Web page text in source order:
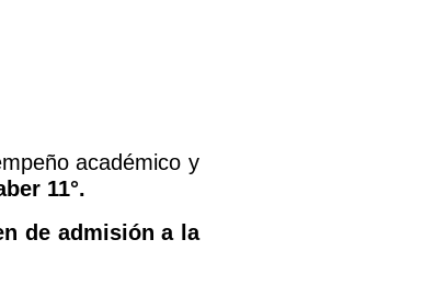
académico y
11°.
de admisión a la